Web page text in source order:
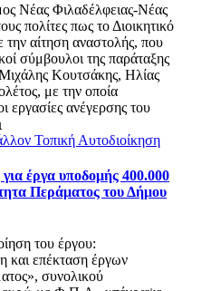
Νέας Φιλαδέλφειας-Νέας
πολίτες πως το Διοικητικό
αίτηση αναστολής, που
σύμβουλοι της παράταξης
Κουτσάκης, Ηλίας
με την οποία
εργασίες ανέγερσης του
Τοπική Αυτοδιοίκηση
έργα υποδομής 400.000
Περάματος του Δήμου
του έργου:
και επέκταση έργων
συνολικού